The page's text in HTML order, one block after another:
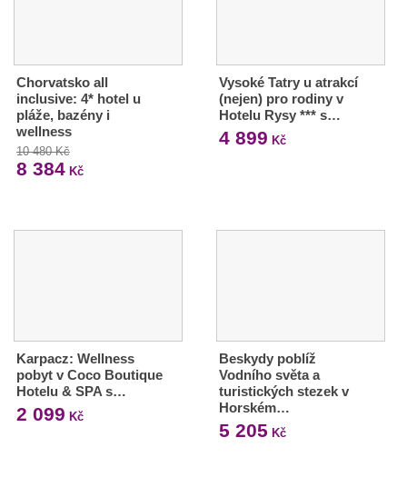
Chorvatsko all
inclusive: 4* hotel u
pláže, bazény i
wellness
10 480 Kč
8 384 Kč
Vysoké Tatry u atrakcí
(nejen) pro rodiny v
Hotelu Rysy *** s…
4 899 Kč
Karpacz: Wellness
pobyt v Coco Boutique
Hotelu & SPA s…
2 099 Kč
Beskydy poblíž
Vodního světa a
turistických stezek v
Horském…
5 205 Kč